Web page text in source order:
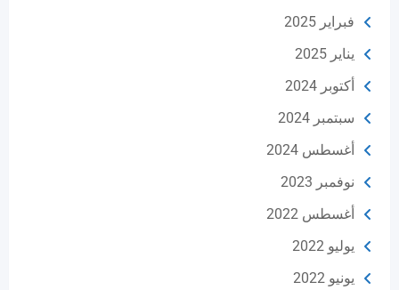
فبراير 2025
يناير 2025
أكتوبر 2024
سبتمبر 2024
أغسطس 2024
نوفمبر 2023
أغسطس 2022
يوليو 2022
يونيو 2022